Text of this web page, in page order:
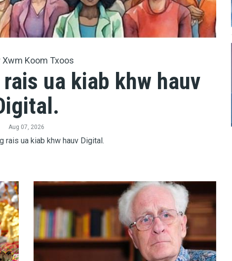
Xwm Koom Txoos
ua kiab khw hauv
Aug 07, 2026
rais ua kiab khw hauv Digital.